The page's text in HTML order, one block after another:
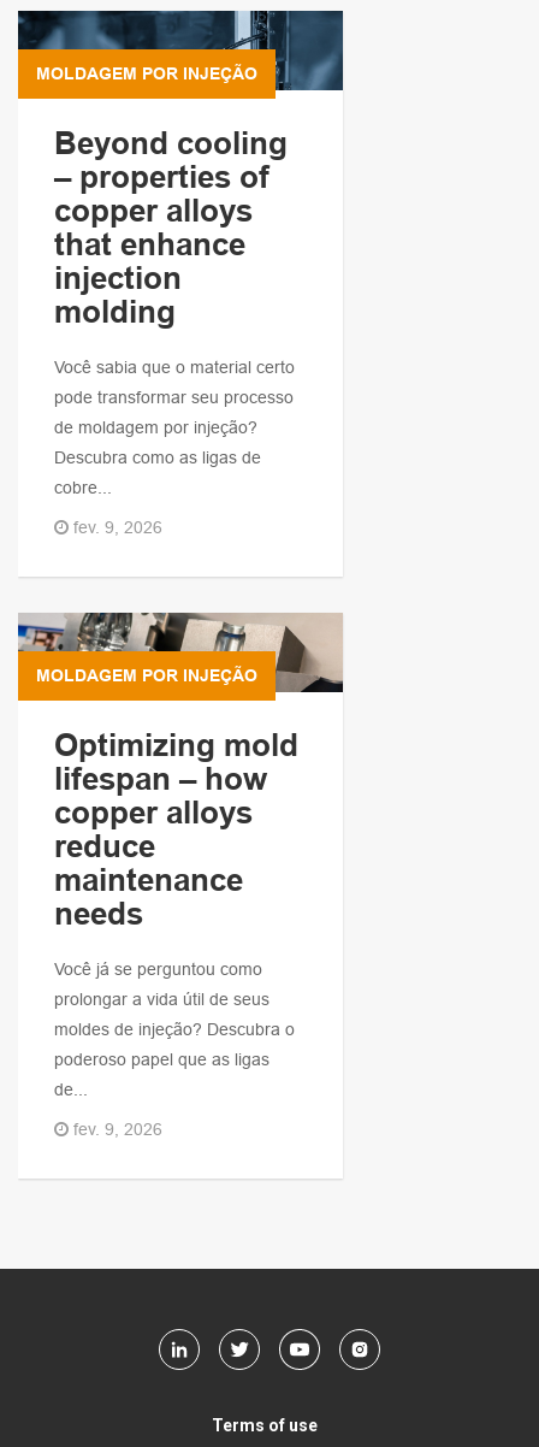
MOLDAGEM POR INJEÇÃO
Beyond cooling
– properties of
copper alloys
that enhance
injection
molding
Você sabia que o material certo
pode transformar seu processo
de moldagem por injeção?
Descubra como as ligas de
cobre...
fev. 9, 2026
MOLDAGEM POR INJEÇÃO
Optimizing mold
lifespan – how
copper alloys
reduce
maintenance
needs
Você já se perguntou como
prolongar a vida útil de seus
moldes de injeção? Descubra o
poderoso papel que as ligas
de...
fev. 9, 2026
Terms of use